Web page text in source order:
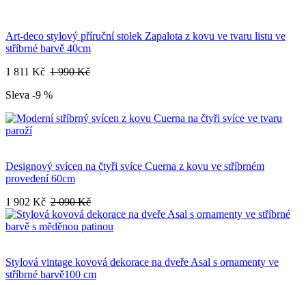
Art-deco stylový příruční stolek Zapalota z kovu ve tvaru listu ve
stříbrné barvě 40cm
1 811 Kč 1 990 Kč
Sleva -9 %
Designový svícen na čtyři svíce Cuerna z kovu ve stříbrném
provedení 60cm
1 902 Kč 2 090 Kč
Stylová vintage kovová dekorace na dveře Asal s ornamenty ve
stříbrné barvě100 cm